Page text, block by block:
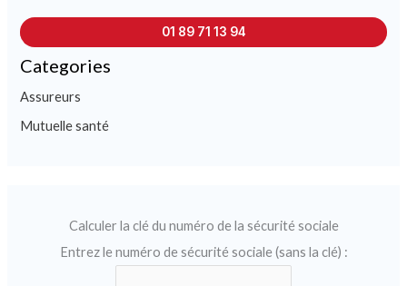
01 89 71 13 94
Categories
Assureurs
Mutuelle santé
Calculer la clé du numéro de la sécurité sociale
Entrez le numéro de sécurité sociale (sans la clé) :